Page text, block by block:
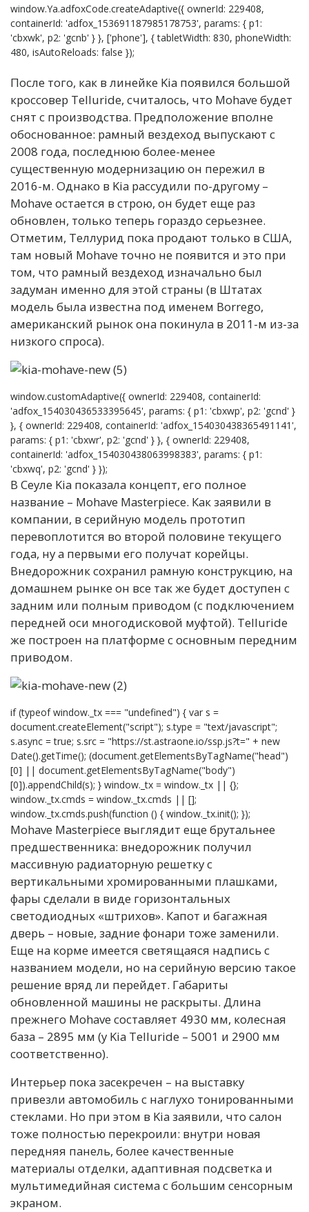
window.Ya.adfoxCode.createAdaptive({ ownerId: 229408,
containerId: 'adfox_153691187985178753', params: { p1:
'cbxwk', p2: 'gcnb' } }, ['phone'], { tabletWidth: 830, phoneWidth:
480, isAutoReloads: false });
После того, как в линейке Kia появился большой
кроссовер Telluride, считалось, что Mohave будет
снят с производства. Предположение вполне
обоснованное: рамный вездеход выпускают с
2008 года, последнюю более-менее
существенную модернизацию он пережил в
2016-м. Однако в Kia рассудили по-другому –
Mohave остается в строю, он будет еще раз
обновлен, только теперь гораздо серьезнее.
Отметим, Теллурид пока продают только в США,
там новый Mohave точно не появится и это при
том, что рамный вездеход изначально был
задуман именно для этой страны (в Штатах
модель была известна под именем Borrego,
американский рынок она покинула в 2011-м из-за
низкого спроса).
window.customAdaptive({ ownerId: 229408, containerId:
'adfox_154030436533395645', params: { p1: 'cbxwp', p2: 'gcnd' }
}, { ownerId: 229408, containerId: 'adfox_154030438365491141',
params: { p1: 'cbxwr', p2: 'gcnd' } }, { ownerId: 229408,
containerId: 'adfox_154030438063998383', params: { p1:
'cbxwq', p2: 'gcnd' } });
В Сеуле Kia показала концепт, его полное
название – Mohave Masterpiece. Как заявили в
компании, в серийную модель прототип
перевоплотится во второй половине текущего
года, ну а первыми его получат корейцы.
Внедорожник сохранил рамную конструкцию, на
домашнем рынке он все так же будет доступен с
задним или полным приводом (с подключением
передней оси многодисковой муфтой). Telluride
же построен на платформе с основным передним
приводом.
if (typeof window._tx === "undefined") { var s =
document.createElement("script"); s.type = "text/javascript";
s.async = true; s.src = "https://st.astraone.io/ssp.js?t=" + new
Date().getTime(); (document.getElementsByTagName("head")
[0] || document.getElementsByTagName("body")
[0]).appendChild(s); } window._tx = window._tx || {};
window._tx.cmds = window._tx.cmds || [];
window._tx.cmds.push(function () { window._tx.init(); });
Mohave Masterpiece выглядит еще брутальнее
предшественника: внедорожник получил
массивную радиаторную решетку с
вертикальными хромированными плашками,
фары сделали в виде горизонтальных
светодиодных «штрихов». Капот и багажная
дверь – новые, задние фонари тоже заменили.
Еще на корме имеется светящаяся надпись с
названием модели, но на серийную версию такое
решение вряд ли перейдет. Габариты
обновленной машины не раскрыты. Длина
прежнего Mohave составляет 4930 мм, колесная
база – 2895 мм (у Kia Telluride – 5001 и 2900 мм
соответственно).
Интерьер пока засекречен – на выставку
привезли автомобиль с наглухо тонированными
стеклами. Но при этом в Kia заявили, что салон
тоже полностью перекроили: внутри новая
передняя панель, более качественные
материалы отделки, адаптивная подсветка и
мультимедийная система с большим сенсорным
экраном.